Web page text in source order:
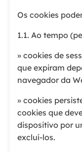
Os cookies
1.1. Ao tempo
» cookies de
que expiram
navegador da
» cookies
cookies que
dispositivo por
excluí-los.